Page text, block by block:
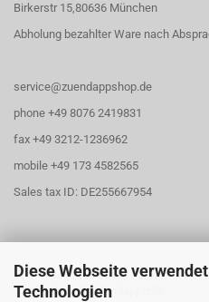
Diese Webseite
Technologien
Birkerstr 15,80636 München
Abholung bezahlter Ware nach
service@zuendappshop.de
phone +49 8076 2419831
fax +49 3212-1236962
mobile +49 173 4582565
Sales tax ID: DE255667954
Öffnungszeiten
Abholung für Zündappteile